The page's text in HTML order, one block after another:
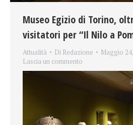
Museo Egizio di Torino,
visitatori per “Il Nilo a
Attualità Di Redazione
Maggio
Lascia un commento